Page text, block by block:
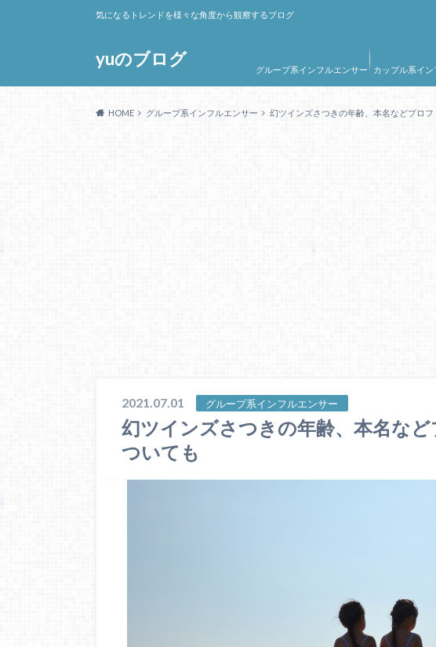
yuのブログ
気になるトレンドを様々な角度から観察するブログ
グループ系インフルエンサー カップル系イ
HOME グループ系インフルエンサー 幻ツインズさつきの年齢、本名などプロ
2021.07.01 グループ系インフルエンサー
幻ツインズさつきの年齢、本名な
ついても